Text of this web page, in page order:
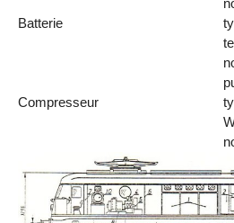
Batterie
Compresseur